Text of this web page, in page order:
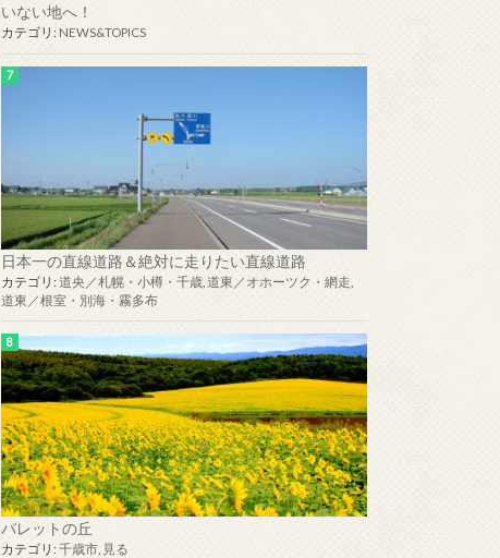
いない地へ！
カテゴリ: NEWS&TOPICS
日本一の直線道路＆絶対に走りたい直線道路
カテゴリ: 道央／札幌・小樽・千歳 道東／オホーツク・網走
道東／根室・別海・霧多布
パレットの丘
カテゴリ: 千歳市 見る